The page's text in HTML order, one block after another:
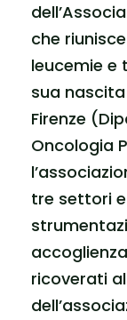
che
leucemie e
sua nascita
Firenze
Oncologia
tre settori
ricoverati